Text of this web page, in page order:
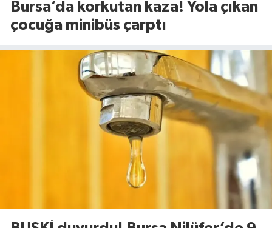
Bursa’da korkutan kaza! Yola çıkan
çocuğa minibüs çarptı